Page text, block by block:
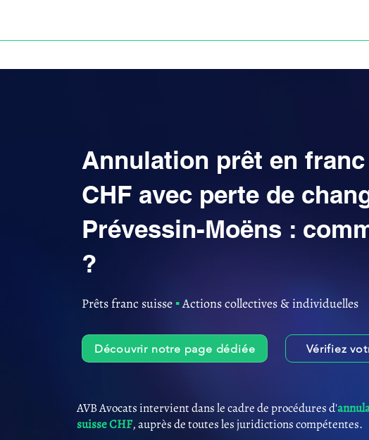
Annulation prêt en
CHF avec perte de
Prévessin-Moëns :
?
Prêts franc suisse ▪︎Actions collectives & individuelles
Découvrir notre page dédiée Vérifiez
AVB Avocats intervient dans le cadre de procédures d'
suisse CHF, auprès de toutes les juridictions compétentes.